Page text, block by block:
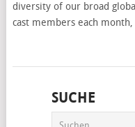
diversity of our broad
cast members each
SUCHE